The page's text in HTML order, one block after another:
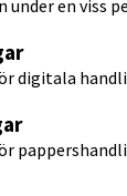
en viss
digitala